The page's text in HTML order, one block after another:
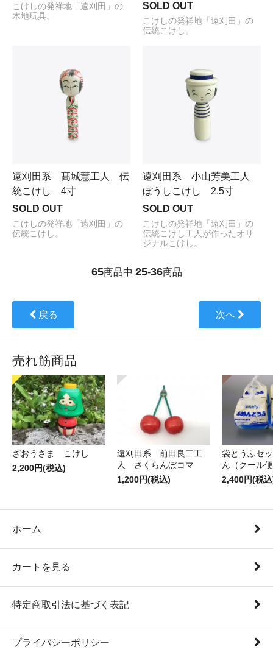
こけしの発祥地「遠刈田」の
木地玩具。
SOLD OUT
こけしの発祥地「遠刈田」の
伝統こけし。
遠刈田系 髙城慧工人 伝
統こけし 4寸
SOLD OUT
こけしの発祥地「遠刈田」の
伝統こけし。
遠刈田系 小山芳美工人
ぼうしこけし 2.5寸
SOLD OUT
こけしの発祥地「遠刈田」の
伝統こけし工人が作ったオリ
ジナルこけし。
65商品中 25-36商品
戻る 次へ
売れ筋商品
ざおうさま こけし
2,200円(税込)
遠刈田系 前田良二工
人 さくらんぼコマ
1,200円(税込)
袋とうふセ
ん（クール
2,400円(税
ホーム
カートを見る
特定商取引法に基づく表記
プライバシーポリシー